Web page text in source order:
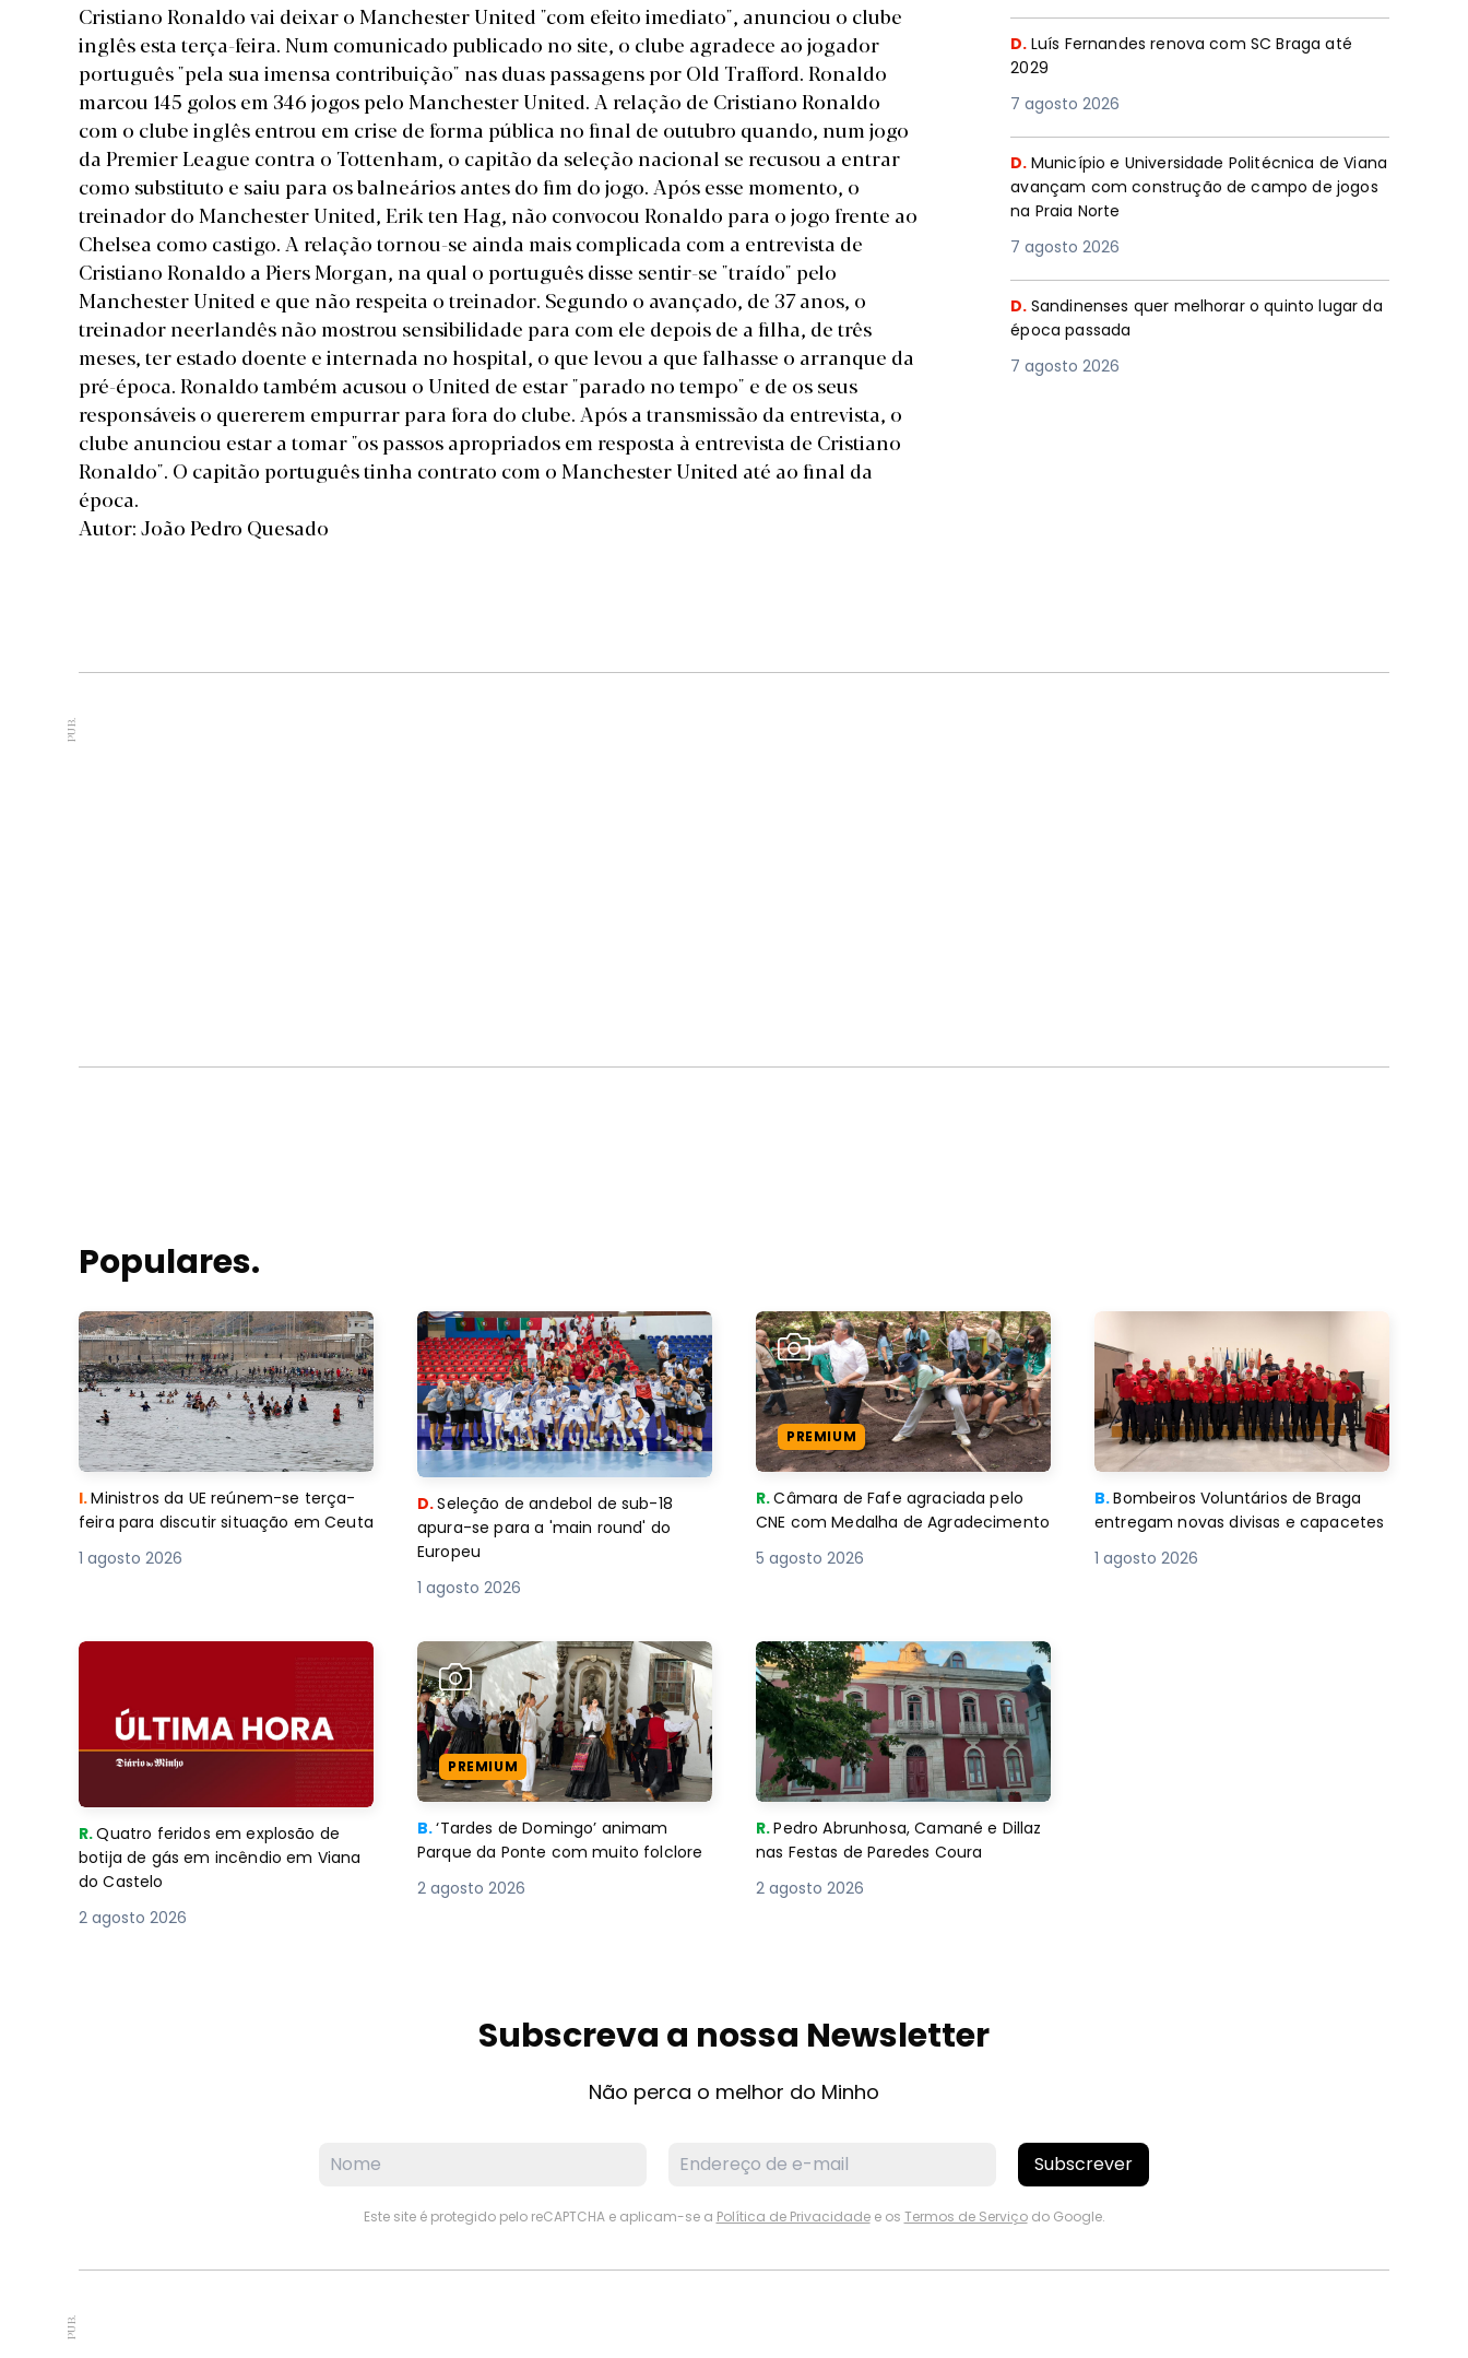
Cristiano Ronaldo vai deixar o Manchester United "com efeito imediato", anunciou o clube
inglês esta terça-feira. Num comunicado publicado no site, o clube agradece ao jogador
português "pela sua imensa contribuição" nas duas passagens por Old Trafford. Ronaldo
marcou 145 golos em 346 jogos pelo Manchester United. A relação de Cristiano Ronaldo
com o clube inglês entrou em crise de forma pública no final de outubro quando, num jogo
da Premier League contra o Tottenham, o capitão da seleção nacional se recusou a entrar
como substituto e saiu para os balneários antes do fim do jogo. Após esse momento, o
treinador do Manchester United, Erik ten Hag, não convocou Ronaldo para o jogo frente ao
Chelsea como castigo. A relação tornou-se ainda mais complicada com a entrevista de
Cristiano Ronaldo a Piers Morgan, na qual o português disse sentir-se "traído" pelo
Manchester United e que não respeita o treinador. Segundo o avançado, de 37 anos, o
treinador neerlandês não mostrou sensibilidade para com ele depois de a filha, de três
meses, ter estado doente e internada no hospital, o que levou a que falhasse o arranque da
pré-época. Ronaldo também acusou o United de estar "parado no tempo" e de os seus
responsáveis o quererem empurrar para fora do clube. Após a transmissão da entrevista, o
clube anunciou estar a tomar "os passos apropriados em resposta à entrevista de Cristiano
Ronaldo". O capitão português tinha contrato com o Manchester United até ao final da
época.
Autor: João Pedro Quesado
D. Luís Fernandes renova com SC Braga até
2029
7 agosto 2026
D. Município e Universidade Politécnica de Viana
avançam com construção de campo de jogos
na Praia Norte
7 agosto 2026
D. Sandinenses quer melhorar o quinto lugar da
época passada
7 agosto 2026
PUB.
Populares.
I.Ministros da UE reúnem-se terça-
feira para discutir situação em Ceuta
1 agosto 2026
D.Seleção de andebol de sub-18
apura-se para a 'main round' do
Europeu
1 agosto 2026
PREMIUM
R.Câmara de Fafe agraciada pelo
CNE com Medalha de Agradecimento
5 agosto 2026
B.Bombeiros Voluntários de Braga
entregam novas divisas e capacetes
1 agosto 2026
R.Quatro feridos em explosão de
botija de gás em incêndio em Viana
do Castelo
2 agosto 2026
PREMIUM
B.‘Tardes de Domingo’ animam
Parque da Ponte com muito folclore
2 agosto 2026
R.Pedro Abrunhosa, Camané e Dillaz
nas Festas de Paredes Coura
2 agosto 2026
Subscreva a nossa Newsletter
Não perca o melhor do Minho
Subscrever
Este site é protegido pelo reCAPTCHA e aplicam-se a Política de Privacidadee os Termos de Serviçodo Google.
PUB.